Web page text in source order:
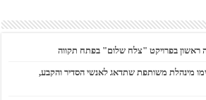
ראשון בפרויקט "צלח שלום" בפתח תקווה
מינהלת משותפת שתדאג לאנשי הסדיר והקבע,